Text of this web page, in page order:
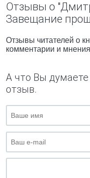
Отзывы о
Завещание
Отзывы читателей о
комментарии и
А что Вы думаете
отзыв.